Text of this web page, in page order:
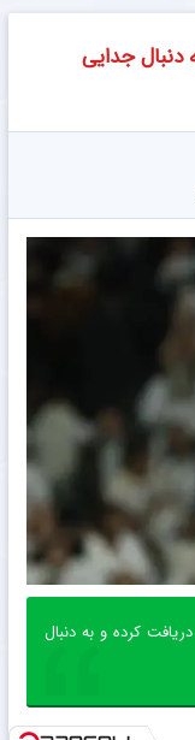
بدون
ضامن
و چک
وقتشه |
دنبال جدایی
کرده و به دنبال